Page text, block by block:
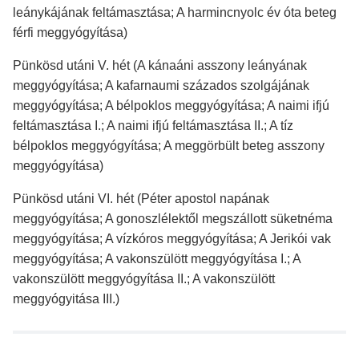
leánykájának feltámasztása; A harmincnyolc év óta beteg
férfi meggyógyítása)
Pünkösd utáni V. hét (A kánaáni asszony leányának
meggyógyítása; A kafarnaumi százados szolgájának
meggyógyítása; A bélpoklos meggyógyítása; A naimi ifjú
feltámasztása I.; A naimi ifjú feltámasztása II.; A tíz
bélpoklos meggyógyítása; A meggörbült beteg asszony
meggyógyítása)
Pünkösd utáni VI. hét (Péter apostol napának
meggyógyítása; A gonoszlélektől megszállott süketnéma
meggyógyítása; A vízkóros meggyógyítása; A Jerikói vak
meggyógyítása; A vakonszülött meggyógyítása I.; A
vakonszülött meggyógyítása II.; A vakonszülött
meggyógyitása III.)